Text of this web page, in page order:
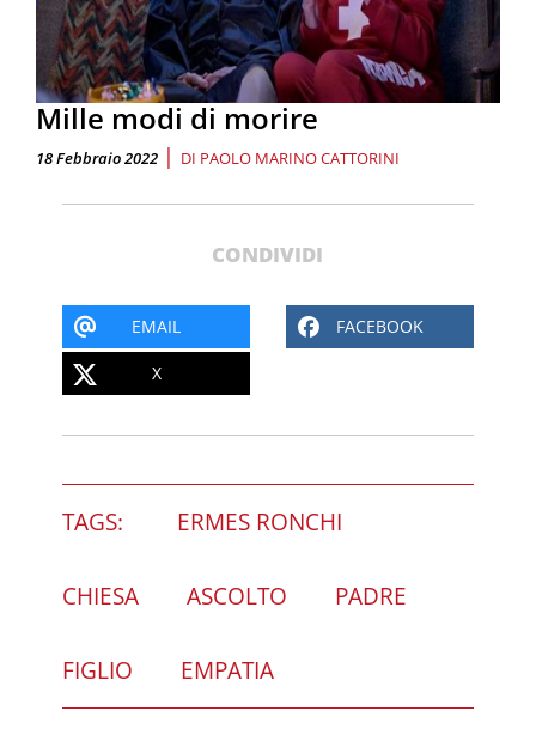
Mille modi di morire
18 Febbraio 2022 | DI PAOLO MARINO CATTORINI
CONDIVIDI
EMAIL FACEBOOK
X
TAGS: ERMES RONCHI
CHIESA ASCOLTO PADRE
FIGLIO EMPATIA